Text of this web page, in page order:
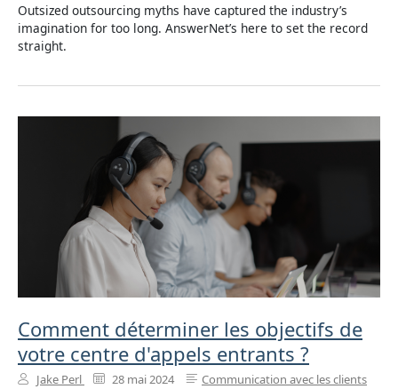
Outsized outsourcing myths have captured the industry’s
imagination for too long. AnswerNet’s here to set the record
straight.
Comment déterminer les objectifs de
votre centre d'appels entrants ?
Jake Perl 28 mai 2024 Communication avec les clients